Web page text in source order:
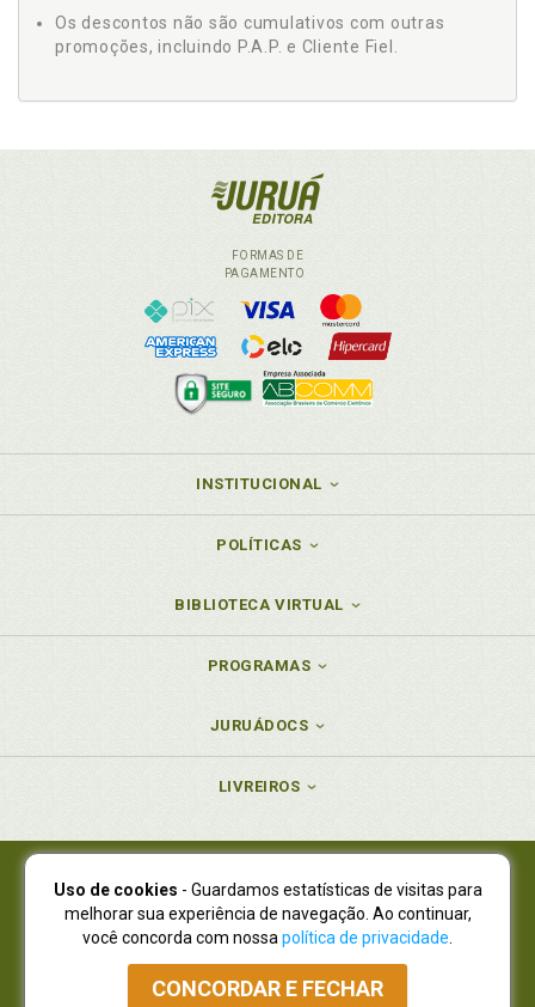
Os descontos não são cumulativos com outras
promoções, incluindo P.A.P. e Cliente Fiel.
FORMAS DE
PAGAMENTO
INSTITUCIONAL
POLÍTICAS
BIBLIOTECA VIRTUAL
PROGRAMAS
JURUÁDOCS
LIVREIROS
Juruá Editora Ltda., CNPJ 77.535.508/0001-19
Juruá Informática Ltda., CNPJ 01.701.561/0001-80
NOVO ENDEREÇO:R. Flávio Dallegrave, 7665, São Lourenço |
Curitiba - Paraná - CEP 82210-310
Atendimento: (41) 4009-3900|Vendas Atacado: (41) 4009-3939
Uso de cookies - Guardamos estatísticas de visitas para
melhorar sua experiência de navegação. Ao continuar,
você concorda com nossa política de privacidade
CONCORDAR E FECHAR